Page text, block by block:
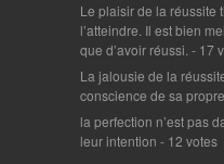
Le plaisir de la réussite
l’atteindre. Il est bien
que d’avoir réussi. - 17
La jalousie de la
conscience de sa
la perfection n’est pas
leur intention - 12 votes